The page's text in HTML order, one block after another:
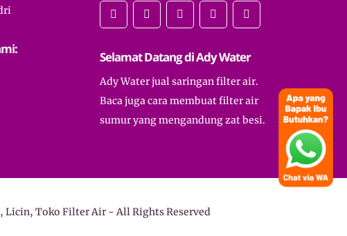
Selamat Datang di Ady Water
Ady Water jual saringan filter air.
Baca juga cara membuat filter air
sumur yang mengandung zat besi.
Licin, Toko Filter Air- All Rights Reserved